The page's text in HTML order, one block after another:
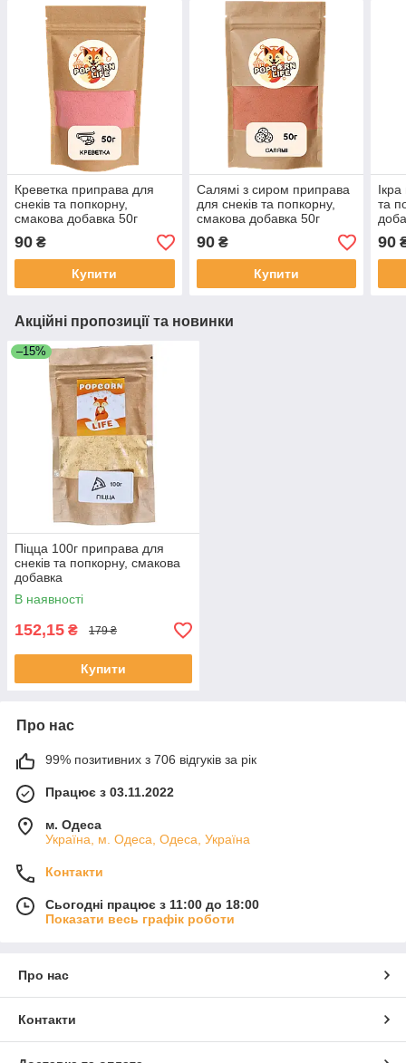
Креветка приправа для
снеків та попкорну,
смакова добавка 50г
90 ₴
Купити
Салямі з сиром приправа
для снеків та попкорну,
смакова добавка 50г
90₴
Купити
та
90
Акційні пропозиції та новинки
–15%
Піцца 100г приправа для
снеків та попкорну, смакова
добавка
В наявності
152,15 ₴ 179 ₴
Купити
Про нас
99% позитивних з 706 відгуків за рік
Працює з 03.11.2022
м. Одеса
Україна, м. Одеса, Одеса, Україна
Контакти
Сьогодні працює з 11:00 до 18:00
Показати весь графік роботи
Про нас
Контакти